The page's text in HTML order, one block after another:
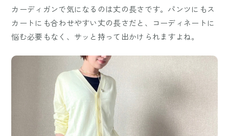
カーディガンで気になるのは丈の長さです。パンツにもス
カートにも合わせやすい丈の長さだと、コーディネートに
悩む必要もなく、サッと持って出かけられますよね。